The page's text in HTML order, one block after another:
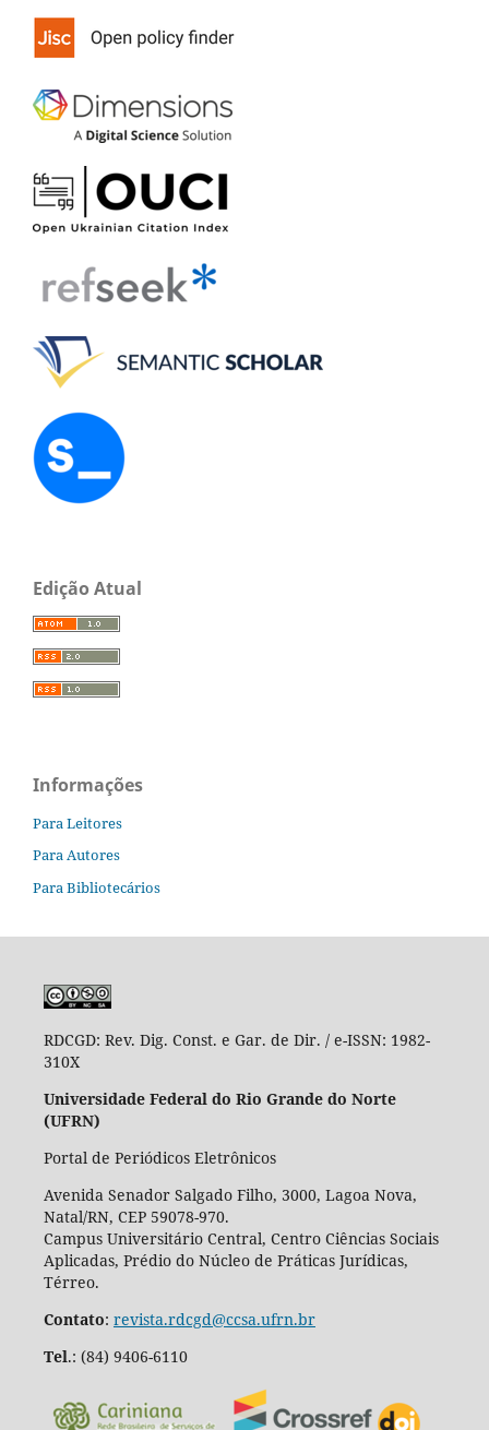
Edição Atual
Informações
Para Leitores
Para Autores
Para Bibliotecários
RDCGD: Rev. Dig. Const. e Gar. de Dir. / e-ISSN: 1982-
310X
Universidade Federal do Rio Grande do Norte
(UFRN)
Portal de Periódicos Eletrônicos
Avenida Senador Salgado Filho, 3000, Lagoa Nova,
Natal/RN, CEP 59078-970.
Campus Universitário Central, Centro Ciências Sociais
Aplicadas, Prédio do Núcleo de Práticas Jurídicas,
Térreo.
Contato: revista.rdcgd@ccsa.ufrn.br
Tel.: (84) 9406-6110